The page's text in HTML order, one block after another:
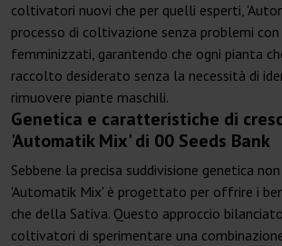
coltivatori nuovi che per quelli esperti,
processo di coltivazione senza problemi con
femminizzati, garantendo che ogni pianta
raccolto desiderato senza la necessità di
rimuovere piante maschili.
Genetica e caratteristiche di
'Automatik Mix' di 00 Seeds Bank
Sebbene la precisa suddivisione genetica
'Automatik Mix' è progettato per offrire i
che della Sativa. Questo approccio
coltivatori di sperimentare una